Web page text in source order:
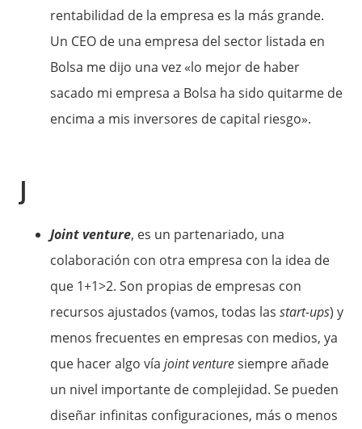
rentabilidad de la empresa es la más grande.
Un CEO de una empresa del sector listada en
Bolsa me dijo una vez «lo mejor de haber
sacado mi empresa a Bolsa ha sido quitarme de
encima a mis inversores de capital riesgo».
J
Joint venture, es un partenariado, una
colaboración con otra empresa con la idea de
que 1+1>2. Son propias de empresas con
recursos ajustados (vamos, todas lasstart-ups) y
menos frecuentes en empresas con medios, ya
que hacer algo vía joint venturesiempre añade
un nivel importante de complejidad. Se pueden
diseñar infinitas configuraciones, más o menos